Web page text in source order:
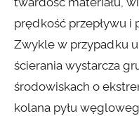
prędkość przepływu i
Zwykle w przypadku
ścierania wystarcza
środowiskach o
kolana pyłu